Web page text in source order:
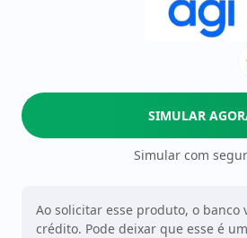
SIMULAR
Simular com
Ao solicitar esse produto, o banco
crédito. Pode deixar que esse é